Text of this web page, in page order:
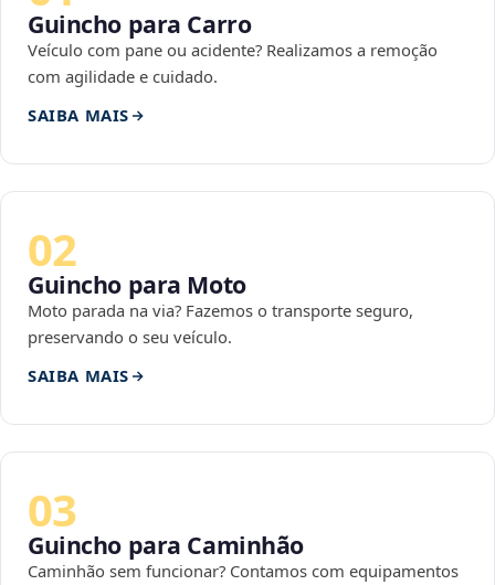
Guincho para Carro
Veículo com pane ou acidente? Realizamos a remoção
com agilidade e cuidado.
SAIBA MAIS
02
Guincho para Moto
Moto parada na via? Fazemos o transporte seguro,
preservando o seu veículo.
SAIBA MAIS
03
Guincho para Caminhão
Caminhão sem funcionar? Contamos com equipamentos